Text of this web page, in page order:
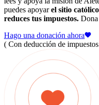
puedes apoyarel sitio
reduces tus impuestos. Dona
Hago una donación ahora
( Con deducción de